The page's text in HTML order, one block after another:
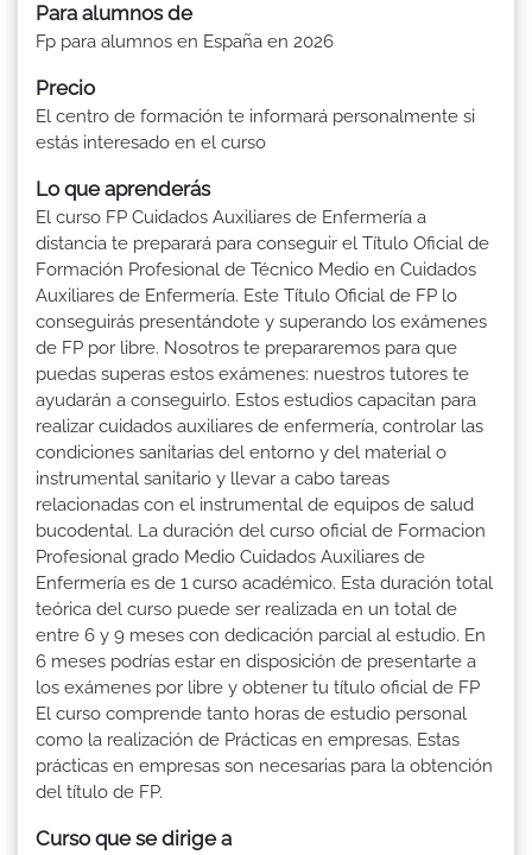
Para alumnos de
Fp para alumnos en España en 2026
Precio
El centro de formación te informará personalmente si
estás interesado en el curso
Lo que aprenderás
El curso FP Cuidados Auxiliares de Enfermería a
distancia te preparará para conseguir el Título Oficial de
Formación Profesional de Técnico Medio en Cuidados
Auxiliares de Enfermería. Este Título Oficial de FP lo
conseguirás presentándote y superando los exámenes
de FP por libre. Nosotros te prepararemos para que
puedas superas estos exámenes: nuestros tutores te
ayudarán a conseguirlo. Estos estudios capacitan para
realizar cuidados auxiliares de enfermería, controlar las
condiciones sanitarias del entorno y del material o
instrumental sanitario y llevar a cabo tareas
relacionadas con el instrumental de equipos de salud
bucodental. La duración del curso oficial de Formacion
Profesional grado Medio Cuidados Auxiliares de
Enfermería es de 1 curso académico. Esta duración total
teórica del curso puede ser realizada en un total de
entre 6 y 9 meses con dedicación parcial al estudio. En
6 meses podrías estar en disposición de presentarte a
los exámenes por libre y obtener tu título oficial de FP
El curso comprende tanto horas de estudio personal
como la realización de Prácticas en empresas. Estas
prácticas en empresas son necesarias para la obtención
del título de FP.
Curso que se dirige a